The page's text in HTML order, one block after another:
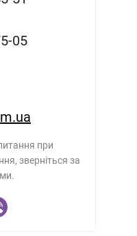
05
при
зверніться за